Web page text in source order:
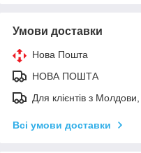
Умови доставки
Нова Пошта
НОВА ПОШТА
Для клієнтів з
Всі умови доставки